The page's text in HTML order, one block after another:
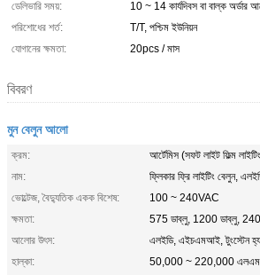
ডেলিভারি সময়:
10 ~ 14 কার্যদিবস বা বাল্ক অর্ডার
পরিশোধের শর্ত:
T/T, পশ্চিম ইউনিয়ন
যোগানের ক্ষমতা:
20pcs / মাস
বিবরণ
মুন বেলুন আলো
ক্রম:
আর্টেমিস (সফট লাইট ফিল্ম
নাম:
ফ্লিকার ফ্রি লাইটিং বেলুন,
ভোল্টেজ, বৈদ্যুতিক একক বিশেষ:
100 ~ 240VAC
ক্ষমতা:
575 ডাব্লু, 1200 ডাব্লু,
আলোর উৎস:
এলইডি, এইচএমআই, টুংস্টেন
হাল্কা:
50,000 ~ 220,000 এলএম